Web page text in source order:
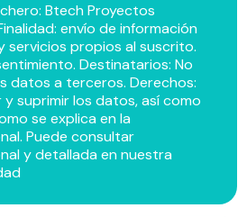
Btech Proyectos
envío de información
propios al suscrito.
Destinatarios: No
datos a terceros. Derechos:
suprimir los datos, así como
se explica en la
Puede consultar
y detallada en nuestra